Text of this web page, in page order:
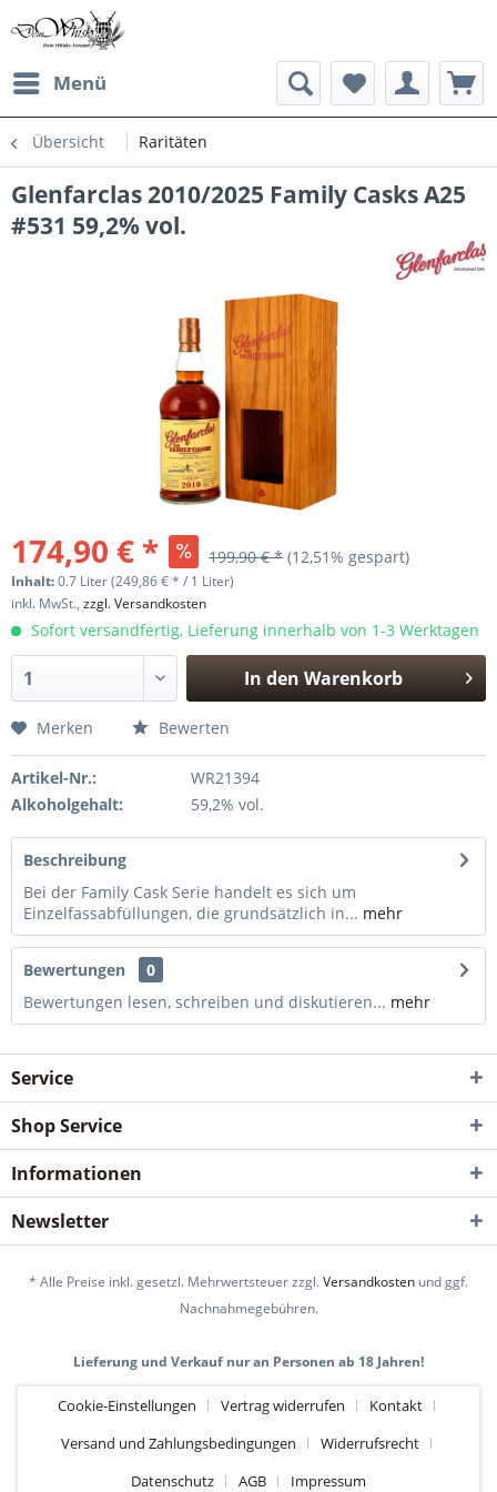
Menü
Übersicht Raritäten
Glenfarclas 2010/2025 Family Casks A25
#531 59,2% vol.
174,90 € * 199,90 € * (12,51% gespart)
Inhalt:0.7 Liter (249,86 € * / 1 Liter)
inkl. MwSt., zzgl. Versandkosten
Sofort versandfertig, Lieferung innerhalb von 1-3 Werktagen
In den Warenkorb
Merken Bewerten
Artikel-Nr.:
WR21394
Alkoholgehalt:
59,2% vol.
Beschreibung
Bei der Family Cask Serie handelt es sich um
Einzelfassabfüllungen, die grundsätzlich in... mehr
Bewertungen
0
Bewertungen lesen, schreiben und diskutieren... mehr
Service
Shop Service
Informationen
Newsletter
* Alle Preise inkl. gesetzl. Mehrwertsteuer zzgl.Versandkosten und ggf.
Nachnahmegebühren.
Lieferung und Verkauf nur an Personen ab 18 Jahren!
Cookie-Einstellungen Vertrag widerrufen
Kontakt
Versand und Zahlungsbedingungen
Widerrufsrecht
Datenschutz
AGB Impressum